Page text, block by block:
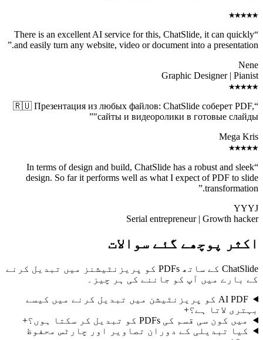
★★★★★
“
There is an excellent AI service for this, ChatSlide, it can quickly
and easily turn any website, video or document into a presentation.
”
Nene
Graphic Designer | Pianist
★★★★★
“
🇷🇺 Презентация из любых файлов: ChatSlide соберет PDF,
сайты и видеоролики в готовые слайды"
”
Mega Kris
★★★★★
“
In terms of design and build, ChatSlide has a robust and sleek
design. So far it performs well as what I expect of PDF to slide
transformation.
”
YYYJ
Serial entrepreneur | Growth hacker
اکثر پوچھے گئے سوالات
ChatSlide کے ساتھ PDFs کو پریزنٹیشنز میں تبدیل کرنے
کے بارے میں آپ کو جاننے کی ہر چیز۔
AI PDF کو پریزنٹیشن میں تبدیل کرنے میں کیسے
بہتری لاتا ہے؟+
میں کون سی قسم کی PDFs کو تبدیل کر سکتا ہوں؟
+
کیا تبدیلی کے دوران تصاویر اور چارٹس محفوظ